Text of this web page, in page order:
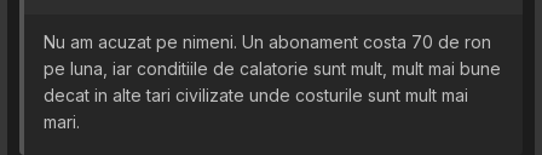
Nu am acuzat pe nimeni. Un abonament costa 70 de ron
pe luna, iar conditiile de calatorie sunt mult, mult mai bune
decat in alte tari civilizate unde costurile sunt mult mai
mari.